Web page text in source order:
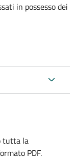
in possesso dei
tutta la
PDF.